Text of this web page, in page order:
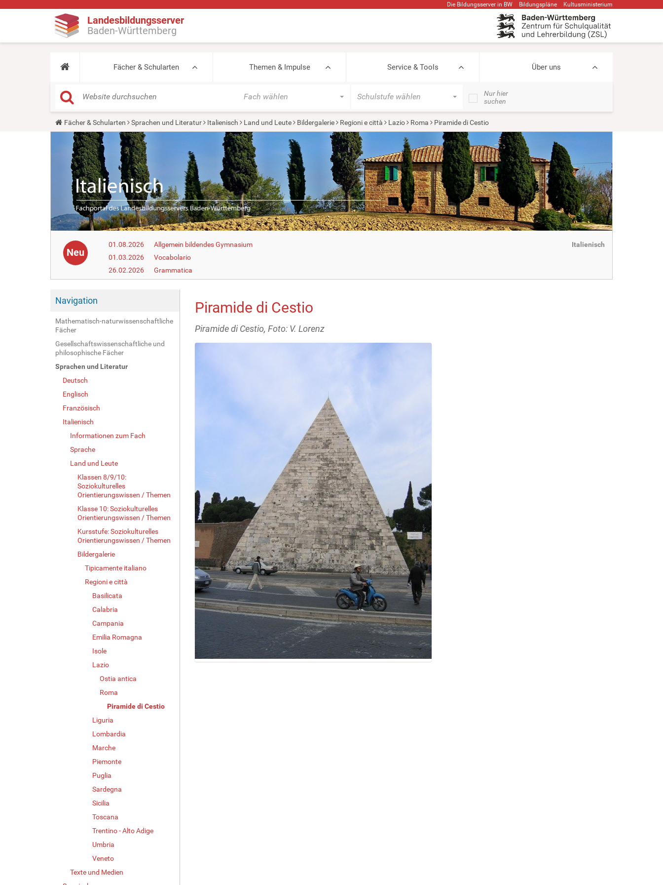
Die Bildungsserver in BW Bildungspläne Kultusministerium
Landesbildungsserver
Baden-Württemberg
Fächer & Schularten Themen & Impulse Service & Tools Über uns
Fach wählen Schulstufe wählen
Nur hier
suchen
Y
o
Fächer & Schularten Sprachen und Literatur Italienisch Land und Leute Bildergalerie Regioni e città Lazio Roma Piramide di Cestio
Neu
01.08.2026
Allgemein bildendes Gymnasium
01.03.2026
Vocabolario
26.02.2026
Grammatica
Italienisch
Navigation
Mathematisch-naturwissenschaftliche
Fächer
Gesellschaftswissenschaftliche und
philosophische Fächer
Sprachen und Literatur
Deutsch
Englisch
Französisch
Italienisch
Informationen zum Fach
Sprache
Land und Leute
Klassen 8/9/10:
Soziokulturelles
Orientierungswissen / Themen
Klasse 10: Soziokulturelles
Orientierungswissen / Themen
Kursstufe: Soziokulturelles
Orientierungswissen / Themen
Bildergalerie
Tipicamente italiano
Regioni e città
Basilicata
Calabria
Campania
Emilia Romagna
Isole
Lazio
Ostia antica
Roma
Piramide di Cestio
Liguria
Lombardia
Marche
Piemonte
Puglia
Sardegna
Sicilia
Toscana
Trentino - Alto Adige
Umbria
Veneto
Texte und Medien
Piramide di Cestio
Piramide di Cestio, Foto: V. Lorenz